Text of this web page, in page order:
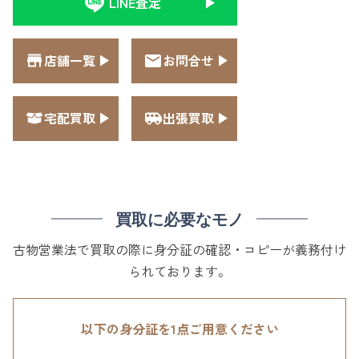
店舗一覧 お問合せ
宅配買取 出張買取
買取に必要なモノ
古物営業法で買取の際に身分証の確認・コピーが義務付け
られております。
以下の身分証を1点ご用意ください